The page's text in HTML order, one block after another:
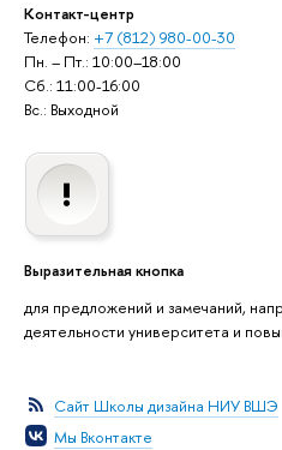
Контакт-центр
Телефон: +7 (812) 980-00-30
Пн. – Пт.: 10:00–18:00
Сб.: 11:00-16:00
Вс.: Выходной
Выразительная кнопка
для предложений и замечаний,
деятельности университета и
Сайт Школы дизайна НИУ ВШЭ
Мы Вконтакте